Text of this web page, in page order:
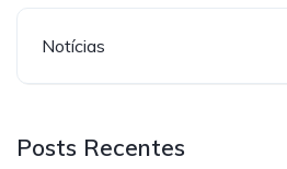
Notícias
Posts Recentes